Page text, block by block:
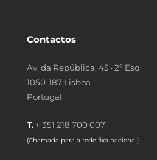
Contactos
Av. da República, 45 · 2º Esq.
1050-187 Lisboa
Portugal
T. + 351 218 700 007
(Chamada para a rede fixa nacional)